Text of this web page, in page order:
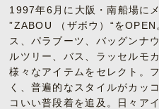
1997年6月に大阪・南船場に
”ZABOU （ザボウ）“を
ス、パラブーツ、バッグンナ
ルツリー、バス、ラッセルモ
様々なアイテムをセレクト。
く、普遍的なスタイルがカッ
コいい普段着を追及。日々ア